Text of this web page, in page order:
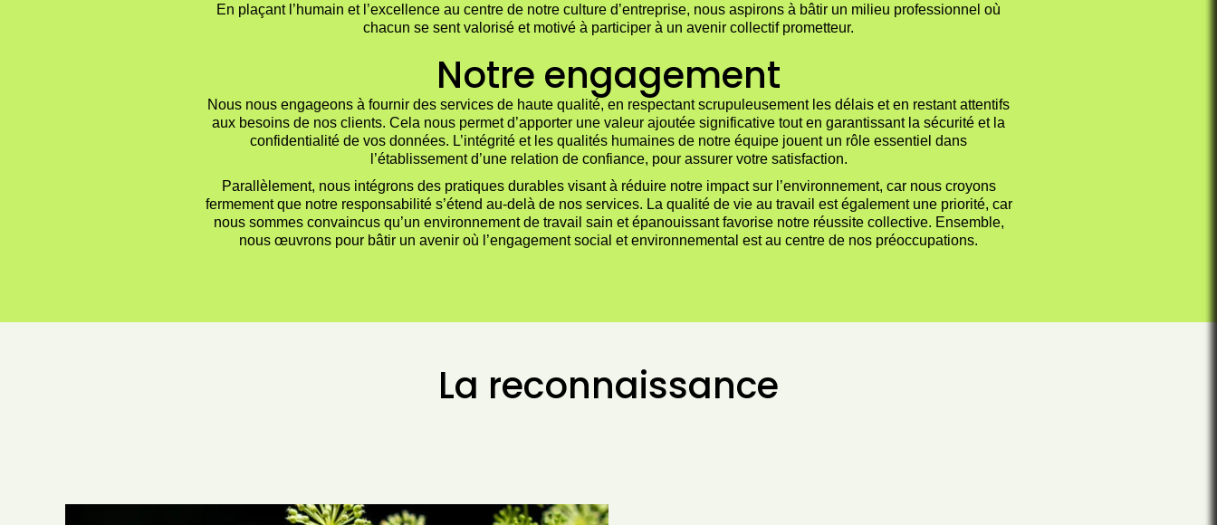
En plaçant l’humain et l’excellence au centre de notre culture d’entreprise, nous aspirons à bâtir un milieu professionnel où
chacun se sent valorisé et motivé à participer à un avenir collectif prometteur.
Notre engagement
Nous nous engageons à fournir des services de haute qualité, en respectant scrupuleusement les délais et en restant attentifs
aux besoins de nos clients. Cela nous permet d’apporter une valeur ajoutée significative tout en garantissant la sécurité et la
confidentialité de vos données. L’intégrité et les qualités humaines de notre équipe jouent un rôle essentiel dans
l’établissement d’une relation de confiance, pour assurer votre satisfaction.
Parallèlement, nous intégrons des pratiques durables visant à réduire notre impact sur l’environnement, car nous croyons
fermement que notre responsabilité s’étend au-delà de nos services. La qualité de vie au travail est également une priorité, car
nous sommes convaincus qu’un environnement de travail sain et épanouissant favorise notre réussite collective. Ensemble,
nous œuvrons pour bâtir un avenir où l’engagement social et environnemental est au centre de nos préoccupations.
La reconnaissance